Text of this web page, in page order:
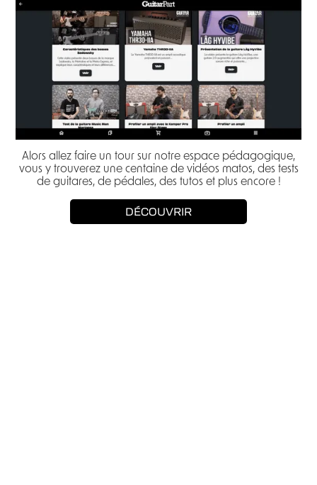
Alors allez faire un tour sur notre espace pédagogique,
vous y trouverez une centaine de vidéos matos, des tests
de guitares, de pédales, des tutos et plus encore !
DÉCOUVRIR